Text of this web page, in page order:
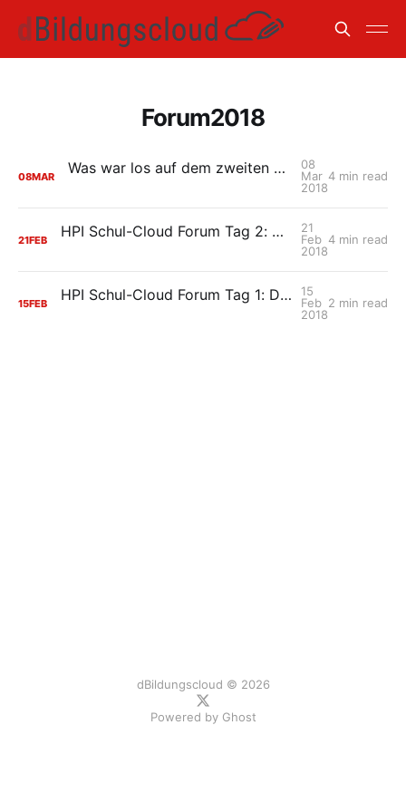
Forum2018
08MAR Was war los auf dem zweiten HPI Schul-Cloud-Forum?
08
Mar
2018
4 min read
21FEB HPI Schul-Cloud Forum Tag 2: MINT-EC Schulen & der Einsatz digitaler Medien im Unterricht
21
Feb
2018
4 min read
15FEB HPI Schul-Cloud Forum Tag 1: Digitalisierung in der schulischen Bildung
15
Feb
2018
2 min read
dBildungscloud © 2026
Powered by Ghost